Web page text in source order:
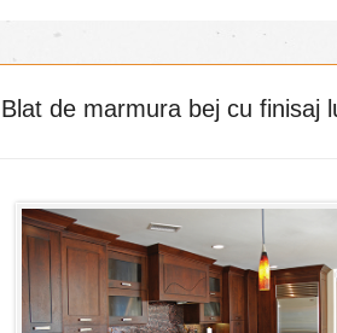
Blat de marmura bej cu finisaj